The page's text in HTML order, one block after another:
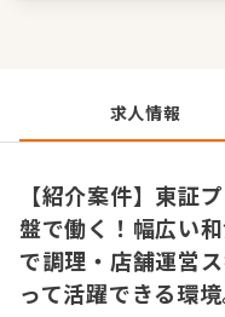
も豊富に用意さ
求人情報
【紹介案件】東証
盤で働く！幅広い
で調理・店舗運営
って活躍できる環境